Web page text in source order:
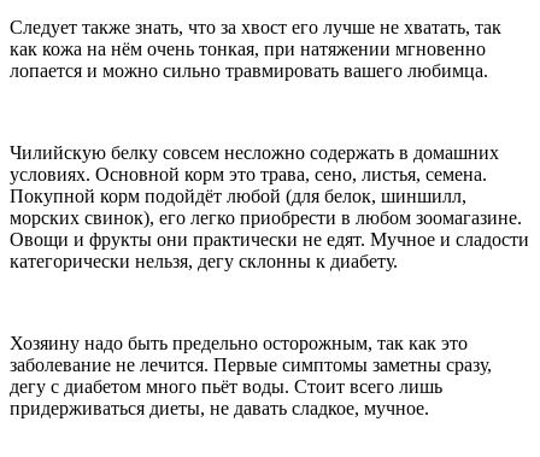
Следует также знать, что за хвост его лучше не хватать, так
как кожа на нём очень тонкая, при натяжении мгновенно
лопается и можно сильно травмировать вашего любимца.
Чилийскую белку совсем несложно содержать в домашних
условиях. Основной корм это трава, сено, листья, семена.
Покупной корм подойдёт любой (для белок, шиншилл,
морских свинок), его легко приобрести в любом зоомагазине.
Овощи и фрукты они практически не едят. Мучное и сладости
категорически нельзя, дегу склонны к диабету.
Хозяину надо быть предельно осторожным, так как это
заболевание не лечится. Первые симптомы заметны сразу,
дегу с диабетом много пьёт воды. Стоит всего лишь
придерживаться диеты, не давать сладкое, мучное.